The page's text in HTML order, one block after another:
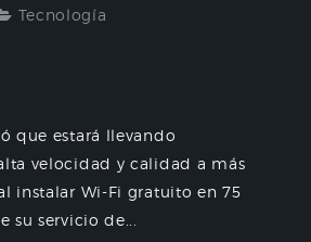
Tecnología
que estará llevando
velocidad y calidad a más
instalar Wi-Fi gratuito en 75
su servicio de...